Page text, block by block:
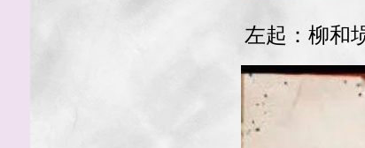
左起：柳和